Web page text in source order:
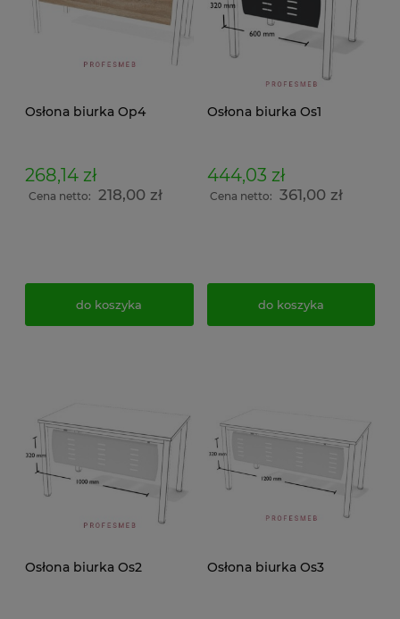
Osłona biurka Op4
268,14 zł
Cena netto: 218,00 zł
do koszyka
Osłona biurka Os1
444,03 zł
Cena netto: 361,00 zł
do koszyka
Osłona biurka Os2 Osłona biurka Os3